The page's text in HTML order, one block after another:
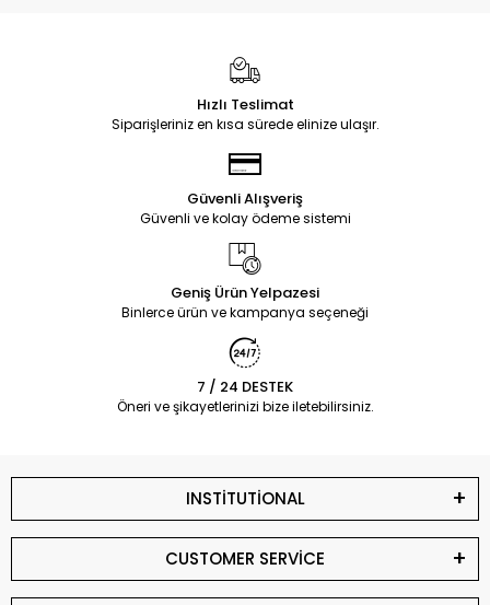
Hızlı Teslimat
Siparişleriniz en kısa sürede elinize ulaşır.
Güvenli Alışveriş
Güvenli ve kolay ödeme sistemi
Geniş Ürün Yelpazesi
Binlerce ürün ve kampanya seçeneği
7 / 24 DESTEK
Öneri ve şikayetlerinizi bize iletebilirsiniz.
INSTİTUTİONAL
CUSTOMER SERVİCE